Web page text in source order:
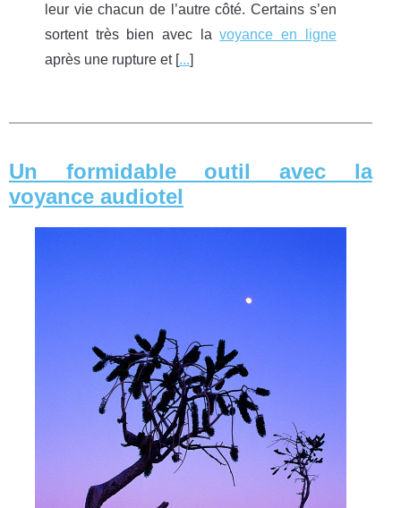
leur vie chacun de l’autre côté. Certains s’en
sortent très bien avec lavoyance en ligne
après une rupture et [...]
Un formidable outil avec la
voyance audiotel